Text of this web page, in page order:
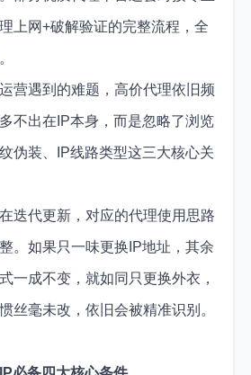
上网+破解验证的完整流程，全
营遇到的难题，高价代理依旧频
不出在IP本身，而是忽略了浏览
伪装、IP线路类型这三大核心关
迭代更新，对应的代理使用思路
。如果只一味更换IP地址，其余
一成不变，就如同只更换外衣，
丝毫未改，依旧会被精准识别。